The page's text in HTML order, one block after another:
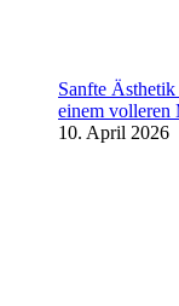
Sanfte
einem volleren
10. April 2026